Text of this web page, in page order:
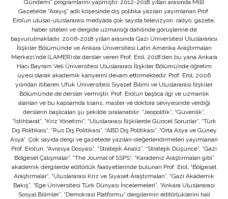
Gündemi” programlarını yapmıştır. 2012-2018 yılları arasında Millî
Gazete’de “Arayış” adlı köşesinde dış politika yazıları yayımlanan Prof.
Erol’un ulusal-uluslararası medyada çok sayıda televizyon, radyo, gazete,
haber siteleri ve dergide uzmanlığı dahilinde görüşlerine de
başvurulmaktadır. 2006-2018 yılları arasında Gazi Üniversitesi Uluslararası
İlişkiler Bölümü’nde ve Ankara Üniversitesi Latin Amerika Araştırmaları
Merkezi’nde (LAMER) de dersler veren Prof. Erol, 2018’den bu yana Ankara
Hacı Bayram Veli Üniversitesi Uluslararası İlişkiler Bölümü’nde öğretim
üyesi olarak akademik kariyerini devam ettirmektedir. Prof. Erol, 2006
yılından itibaren Ufuk Üniversitesi Siyaset Bilimi ve Uluslararası İlişkiler
Bölümü’nde de dersler vermiştir. Prof. Erol’un başlıca ilgi ve uzmanlık
alanları ve bu kapsamda lisans, master ve doktora seviyesinde verdiği
derslerin başlıcaları şu şekilde sıralanabilir: “Jeopolitik”, “Güvenlik”,
“İstihbarat”, “Kriz Yönetimi”, “Uluslararası İlişkilerde Güncel Sorunlar”, “Türk
Dış Politikası”, “Rus Dış Politikası”, “ABD Dış Politikası”, “Orta Asya ve Güney
Asya”. Çok sayıda dergi ve gazetede yazıları-değerlendirmeleri yayımlanan
Prof. Erol’un; “Avrasya Dosyası”, “Stratejik Analiz”, “Stratejik Düşünce”, “Gazi
Bölgesel Çalışmalar”, “The Journal of SSPS”, “Karadeniz Araştırmaları gibi”
akademik dergilerde editörlük faaliyetlerinde bulunan Prof. Erol, “Bölgesel
Araştırmalar”, “Uluslararası Kriz ve Siyaset Araştırmaları”, “Gazi Akademik
Bakış”, “Ege Üniversitesi Türk Dünyası İncelemeleri”, “Ankara Uluslararası
Sosyal Bilimler”, “Demokrasi Platformu” dergilerinin editörlüklerini hali